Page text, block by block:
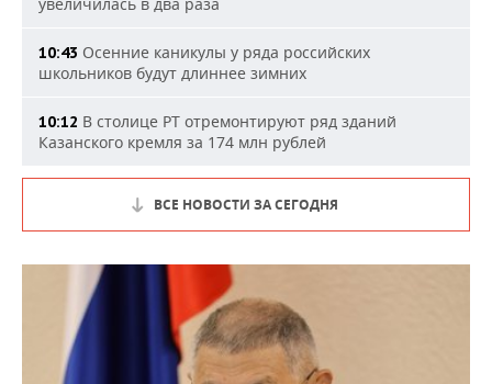
10:43 Осенние каникулы у ряда российских
школьников будут длиннее зимних
10:12 В столице РТ отремонтируют ряд зданий
Казанского кремля за 174 млн рублей
ВСЕ НОВОСТИ ЗА СЕГОДНЯ